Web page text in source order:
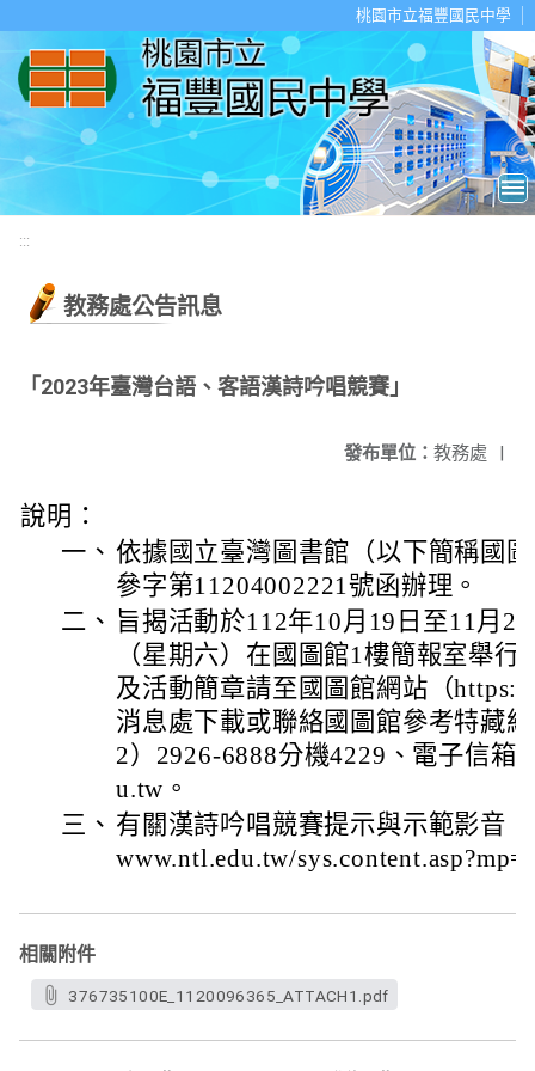
桃園市立福豐國民中學
:::
教務處公告訊息
「2023年臺灣台語、客語漢詩吟唱競賽」
發布單位： 教務處 |
說明：
一、 依據國立臺灣圖書館（以下簡稱國
參字第11204002221號函辦理。
二、 旨揭活動於112年10月19日至11月2
（星期六）在國圖館1樓簡報室舉
及活動簡章請至國圖館網站（
消息處下載或聯絡國圖館參考特藏
2）2926-6888分機4229、電子信箱
u.tw。
三、 有關漢詩吟唱競賽提示與示範影音
www.ntl.edu.tw/
相關附件
376735100E_1120096365_ATTACH1.pdf